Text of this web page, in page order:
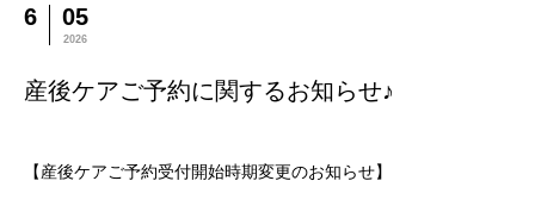
6 05
2026
産後ケアご予約に関するお知らせ♪
【産後ケアご予約受付開始時期変更のお知らせ】